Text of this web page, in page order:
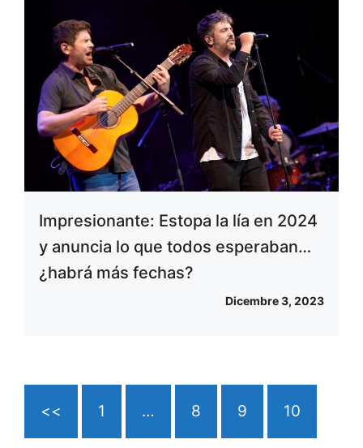
Impresionante: Estopa la lía en 2024
y anuncia lo que todos esperaban…
¿habrá más fechas?
Dicembre 3, 2023
<< 1 … 8 9 10